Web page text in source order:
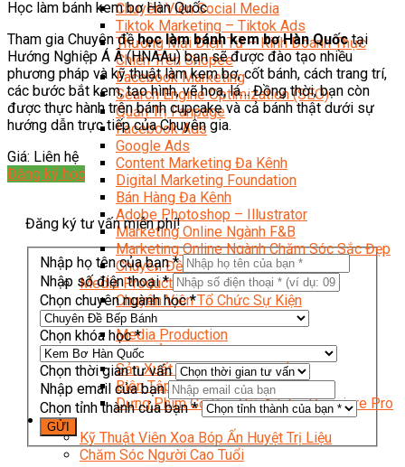
Chuyên Viên Social Media
Tiktok Marketing – Tiktok Ads
Thương Mại Điện Tử – Kinh Doanh Thực
Chiến Trên Shopee
Facebook Marketing
Search Engine Optimization (SEO)
Quản Trị Fanpage
Facebook Ads
Google Ads
Content Marketing Đa Kênh
Digital Marketing Foundation
Bán Hàng Đa Kênh
Adobe Photoshop – Illustrator
Marketing Online Ngành F&B
Marketing Online Ngành Chăm Sóc Sắc Đẹp
Chuyên Đề Digital Marketing
Media Production
Chuyên Viên Tổ Chức Sự Kiện
Truyền Thông Đa Phương Tiện
Media Production
Nhiếp Ảnh Thương Mại
Sản Xuất Phim Kỹ Thuật Số
Biên Tập Video Cơ Bản Với Capcut
Dựng Phim Cơ Bản Với Adobe Premiere Pro
Sức Khỏe
Kỹ Thuật Viên Xoa Bóp Ấn Huyệt Trị Liệu
Chăm Sóc Người Cao Tuổi
Học làm bánh kem bơ Hàn Quốc
Tham gia Chuyên đềhọc làm bánh kem bơ Hàn Quốctại
Hướng Nghiệp Á Â (HNAAu) bạn sẽ được đào tạo nhiều
phương pháp và kỹ thuật làm kem bơ, cốt bánh, cách trang trí,
các bước bắt kem, tạo hình, vẽ hoa, lá… Đồng thời, bạn còn
được thực hành trên bánh cupcake và cả bánh thật dưới sự
hướng dẫn trực tiếp của Chuyên gia.
Giá: Liên hệ
Đăng ký học
Đăng ký tư vấn miễn phí!
Nhập họ tên của bạn *
Nhập số điện thoại *
Chọn chuyên ngành học *
Chọn khóa học *
Chọn thời gian tư vấn
Nhập email của bạn
Chọn tỉnh thành của bạn *